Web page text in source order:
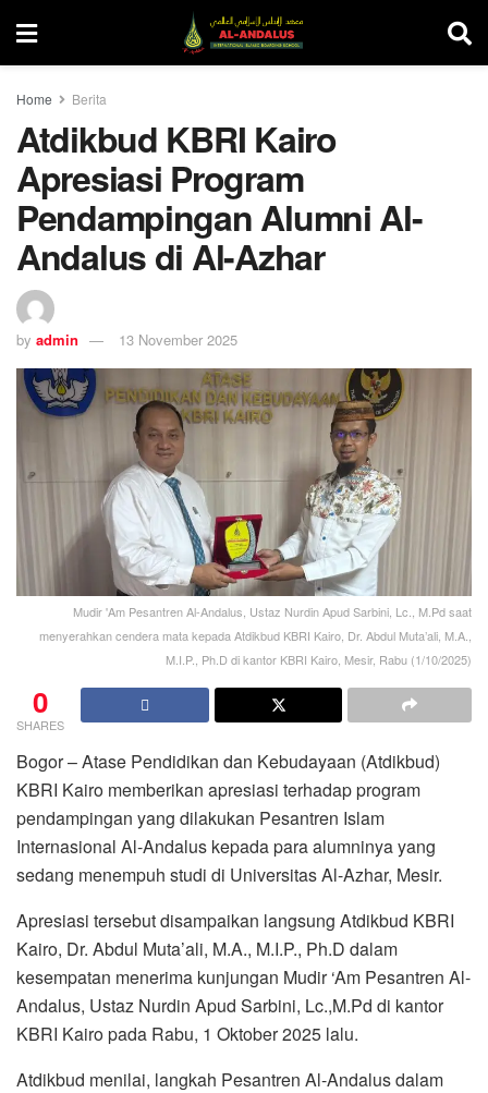
Home Berita
Atdikbud KBRI Kairo
Apresiasi Program
Pendampingan Alumni Al-
Andalus di Al-Azhar
by admin 13 November 2025
Mudir 'Am Pesantren Al-Andalus, Ustaz Nurdin Apud Sarbini, Lc., M.Pd saat
menyerahkan cendera mata kepada Atdikbud KBRI Kairo, Dr. Abdul Muta’ali, M.A.,
M.I.P., Ph.D di kantor KBRI Kairo, Mesir, Rabu (1/10/2025)
0
SHARES
Bogor – Atase Pendidikan dan Kebudayaan (Atdikbud)
KBRI Kairo memberikan apresiasi terhadap program
pendampingan yang dilakukan Pesantren Islam
Internasional Al-Andalus kepada para alumninya yang
sedang menempuh studi di Universitas Al-Azhar, Mesir.
Apresiasi tersebut disampaikan langsung Atdikbud KBRI
Kairo, Dr. Abdul Muta’ali, M.A., M.I.P., Ph.D dalam
kesempatan menerima kunjungan Mudir ‘Am Pesantren Al-
Andalus, Ustaz Nurdin Apud Sarbini, Lc.,M.Pd di kantor
KBRI Kairo pada Rabu, 1 Oktober 2025 lalu.
Atdikbud menilai, langkah Pesantren Al-Andalus dalam